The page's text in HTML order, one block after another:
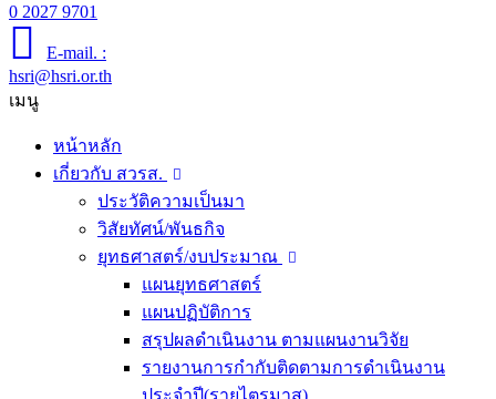
0 2027 9701
E-mail. :
hsri@hsri.or.th
เมนู
หน้าหลัก
เกี่ยวกับ สวรส.
ประวัติความเป็นมา
วิสัยทัศน์/พันธกิจ
ยุทธศาสตร์/งบประมาณ
แผนยุทธศาสตร์
แผนปฏิบัติการ
สรุปผลดำเนินงาน ตามแผนงานวิจัย
รายงานการกำกับติดตามการดำเนินงาน
ประจำปี(รายไตรมาส)